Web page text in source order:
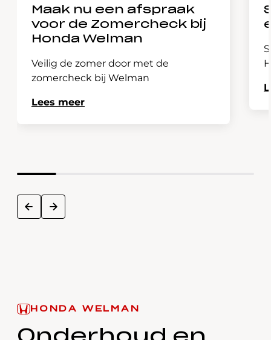
Maak nu een afspraak
voor de Zomercheck bij
Honda Welman
Veilig de zomer door met de
zomercheck bij Welman
Lees meer
prev next
HONDA WELMAN